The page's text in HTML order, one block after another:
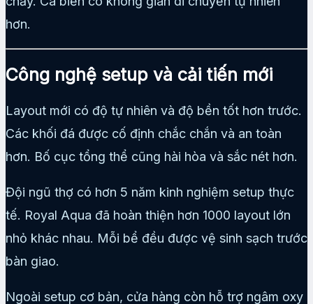
hơn.
Công nghệ setup và cải tiến mới
Layout mới có độ tự nhiên và độ bền tốt hơn trước.
Các khối đá được cố định chắc chắn và an toàn
hơn. Bố cục tổng thể cũng hài hòa và sắc nét hơn.
Đội ngũ thợ có hơn 5 năm kinh nghiệm setup thực
tế. Royal Aqua đã hoàn thiện hơn 1000 layout lớn
nhỏ khác nhau. Mỗi bể đều được vệ sinh sạch trước
bàn giao.
Ngoài setup cơ bản, cửa hàng còn hỗ trợ ngâm oxy